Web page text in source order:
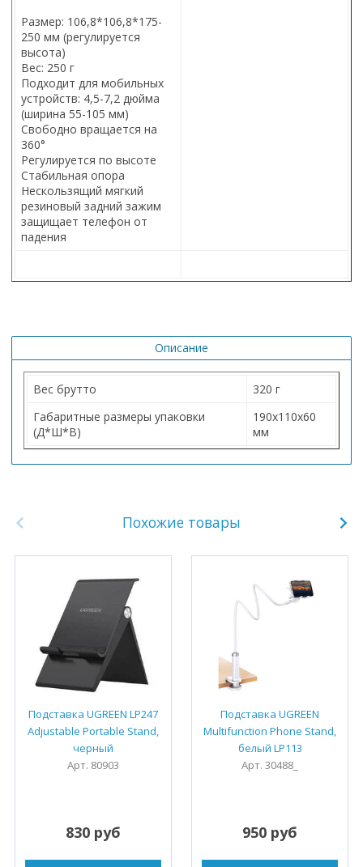
Размер: 106,8*106,8*175-
250 мм (регулируется
высота)
Вес: 250 г
Подходит для мобильных
устройств: 4,5-7,2 дюйма
(ширина 55-105 мм)
Свободно вращается на
360°
Регулируется по высоте
Стабильная опора
Нескользящий мягкий
резиновый задний зажим
защищает телефон от
падения
Описание
Вес брутто
320 г
Габаритные размеры упаковки
(Д*Ш*В)
190х110х60
мм
Похожие товары
Подставка UGREEN LP247
Adjustable Portable Stand,
черный
Арт. 80903
830 руб
Подставка UGREEN
Multifunction Phone Stand,
белый LP113
Арт. 30488_
950 руб